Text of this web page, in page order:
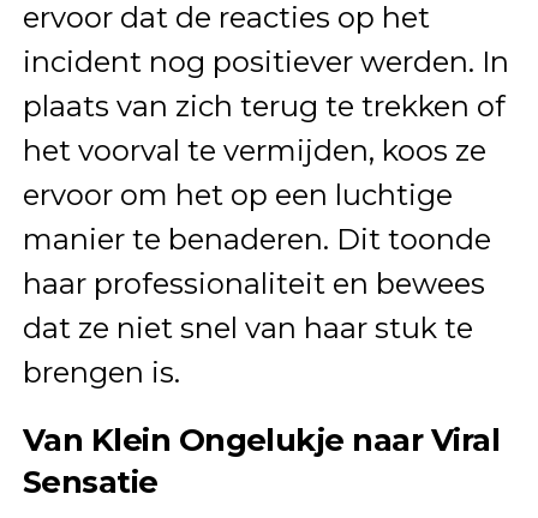
ervoor dat de reacties op het
incident nog positiever werden. In
plaats van zich terug te trekken of
het voorval te vermijden, koos ze
ervoor om het op een luchtige
manier te benaderen. Dit toonde
haar professionaliteit en bewees
dat ze niet snel van haar stuk te
brengen is.
Van Klein Ongelukje naar Viral
Sensatie